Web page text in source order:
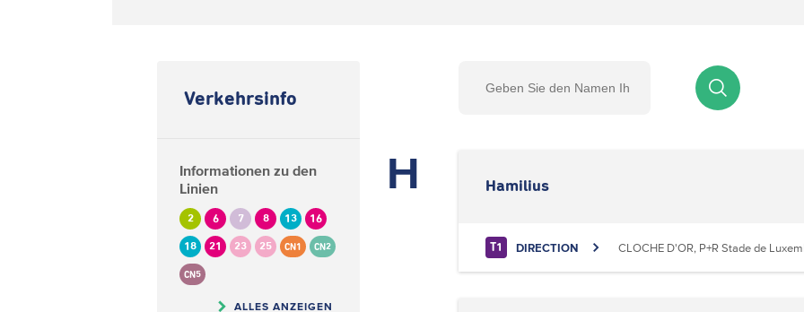
Verkehrsinfo
Informationen zu den
Linien
2 6 7 8 13 16
18 21 23 25 CN1 CN2
CN5
ALLES ANZEIGEN
H Hamilius
T1 DIRECTION CLOCHE D'OR, P+R Stade de